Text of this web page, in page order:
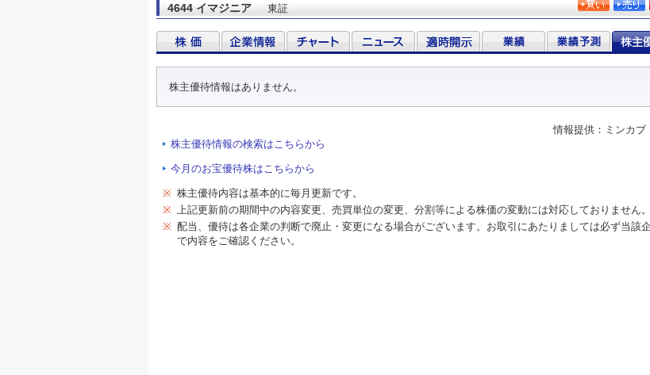
4644 イマジニア 東証
株主優待情報はありません。
情報提供：ミンカブ
株主優待情報の検索はこちらから
今月のお宝優待株はこちらから
※ 株主優待内容は基本的に毎月更新です。
※ 上記更新前の期間中の内容変更、売買単位の変更、分割等による株価の変動には対応しておりません。
※ 配当、優待は各企業の判断で廃止・変更になる場合がございます。お取引にあたりましては必ず当該
で内容をご確認ください。